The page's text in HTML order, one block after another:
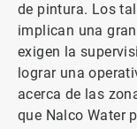
de pintura. Los
implican una
exigen la
lograr una
acerca de las
que Nalco Water